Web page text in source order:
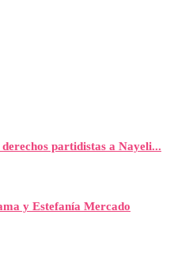
partidistas a Nayeli...
y Estefanía Mercado